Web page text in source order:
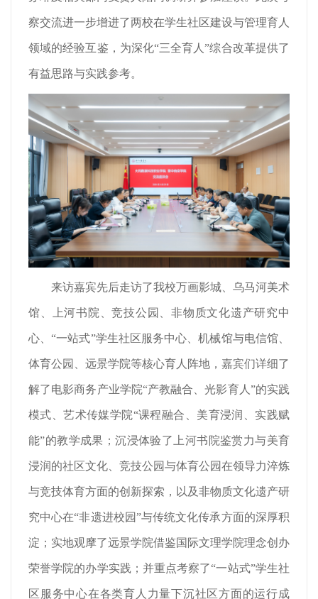
察交流进一步增进了两校在学生社区建设与管理育人
领域的经验互鉴，为深化“三全育人”综合改革提供了
有益思路与实践参考。
来访嘉宾先后走访了我校万画影城、乌马河美术
馆、上河书院、竞技公园、非物质文化遗产研究中
心、“一站式”学生社区服务中心、机械馆与电信馆、
体育公园、远景学院等核心育人阵地，嘉宾们详细了
解了电影商务产业学院“产教融合、光影育人”的实践
模式、艺术传媒学院“课程融合、美育浸润、实践赋
能”的教学成果；沉浸体验了上河书院鉴赏力与美育
浸润的社区文化、竞技公园与体育公园在领导力淬炼
与竞技体育方面的创新探索，以及非物质文化遗产研
究中心在“非遗进校园”与传统文化传承方面的深厚积
淀；实地观摩了远景学院借鉴国际文理学院理念创办
荣誉学院的办学实践；并重点考察了“一站式”学生社
区服务中心在各类育人力量下沉社区方面的运行成